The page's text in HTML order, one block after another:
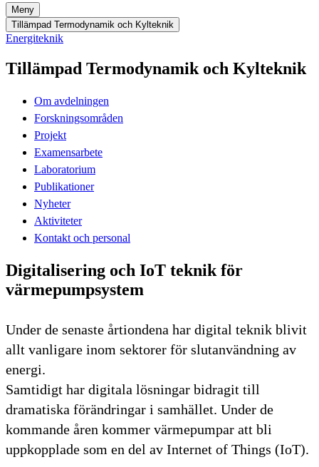
Meny
Tillämpad Termodynamik och Kylteknik
Energiteknik
Tillämpad Termodynamik och Kylteknik
Om avdelningen
Forskningsområden
Projekt
Examensarbete
Laboratorium
Publikationer
Nyheter
Aktiviteter
Kontakt och personal
Digitalisering och IoT teknik för
värmepumpsystem
Under de senaste årtiondena har digital teknik blivit
allt vanligare inom sektorer för slutanvändning av
energi.
Samtidigt har digitala lösningar bidragit till
dramatiska förändringar i samhället. Under de
kommande åren kommer värmepumpar att bli
uppkopplade som en del av Internet of Things (IoT).